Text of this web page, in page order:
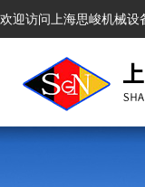
欢迎访问上海思峻机械设